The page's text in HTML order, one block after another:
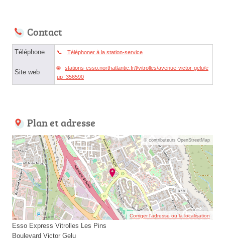
Contact
Téléphone Téléphoner à la station-service
Site web
stations-esso.northatlantic.fr/l/vitrolles/avenue-victor-gelu/e
up_356590
Plan et adresse
© contributeurs OpenStreetMap
Corriger l’adresse ou la localisation
Esso Express Vitrolles Les Pins
Boulevard Victor Gelu